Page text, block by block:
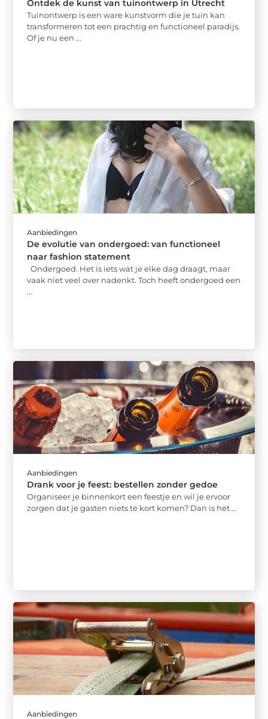
Ontdek de kunst van tuinontwerp in Utrecht
Tuinontwerp is een ware kunstvorm die je tuin kan
transformeren tot een prachtig en functioneel paradijs.
Of je nu een ...
Aanbiedingen
De evolutie van ondergoed: van functioneel
naar fashion statement
Ondergoed. Het is iets wat je elke dag draagt, maar
vaak niet veel over nadenkt. Toch heeft ondergoed een
...
Aanbiedingen
Drank voor je feest: bestellen zonder gedoe
Organiseer je binnenkort een feestje en wil je ervoor
zorgen dat je gasten niets te kort komen? Dan is het ...
Aanbiedingen